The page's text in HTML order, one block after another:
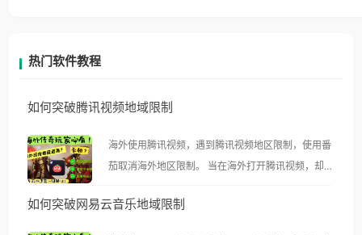
热门软件教程
如何突破腾讯视频地域限制
海外使用腾讯视频，遇到腾讯视频地区限制，使用番
茄取消海外地区限制。 当在海外打开腾讯视频，却突
示语。 海外用户如香港、澳门、台湾、美国、加拿
如何突破网易云音乐地域限制